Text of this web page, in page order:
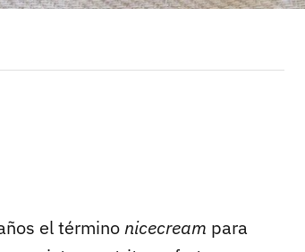
el términonicecream para